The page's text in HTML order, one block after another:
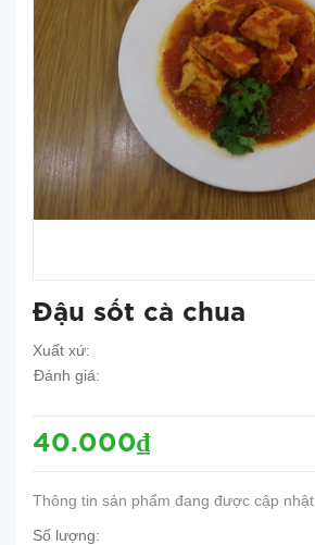
Đậu sốt cà chua
Xuất xứ:
Đánh giá:
40.000₫
Thông tin sản phẩm đang được cập nhật
Số lượng: